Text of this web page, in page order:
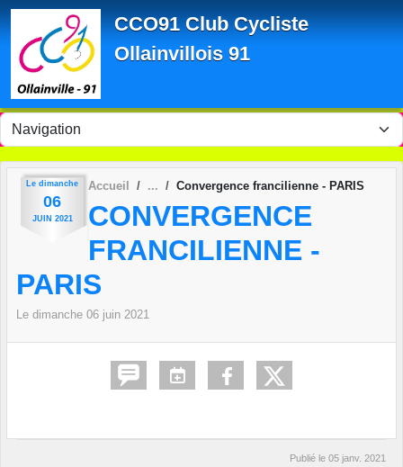
CCO91 Club Cycliste
Ollainvillois 91
Le dimanche
06
JUIN 2021
Accueil Convergence francilienne - PARIS
CONVERGENCE
FRANCILIENNE -
PARIS
Le dimanche 06 juin 2021
Publié le 05 janv. 2021
Panneau de gestion des cookies